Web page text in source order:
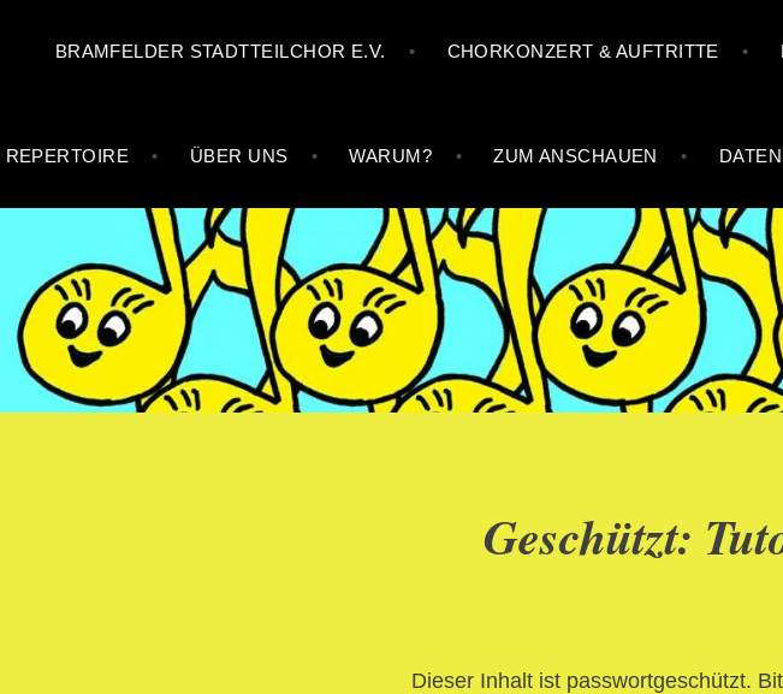
InhaltBRAMFELDER STADTTEILCHOR E.V. CHORKONZERT & AUFTRITTE
REPERTOIRE ÜBER UNS WARUM? ZUM ANSCHAUEN
BRAMFELDER
Geschützt:
Dieser Inhalt ist passwortgeschützt.